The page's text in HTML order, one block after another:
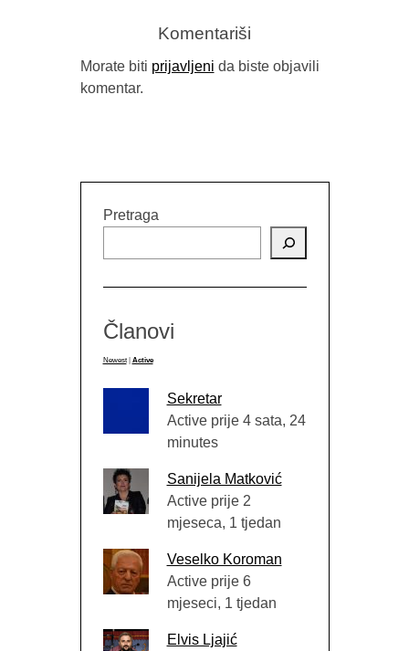
Komentariši
Morate biti prijavljeni da biste objavili
komentar.
Pretraga
Članovi
Newest Active
Sekretar
Active prije 4 sata, 24
minutes
Sanijela Matković
Active prije 2
mjeseca, 1 tjedan
Veselko Koroman
Active prije 6
mjeseci, 1 tjedan
Elvis Ljajić